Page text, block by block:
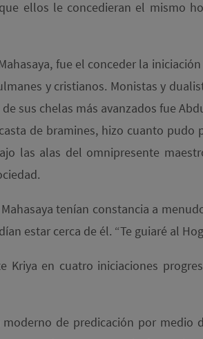
ellos le concedieran el mismo
fue el conceder la
y cristianos. Monistas y
sus chelas más avanzados fue
de bramines, hizo cuanto
las alas del omnipresente
tenían constancia a
estar cerca de él. “Te guiaré al
Kriya en cuatro iniciaciones
de predicación por